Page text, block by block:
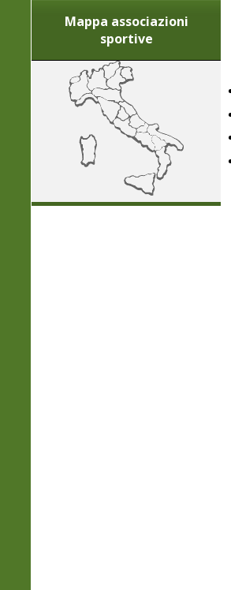
Mappa associazioni
sportive